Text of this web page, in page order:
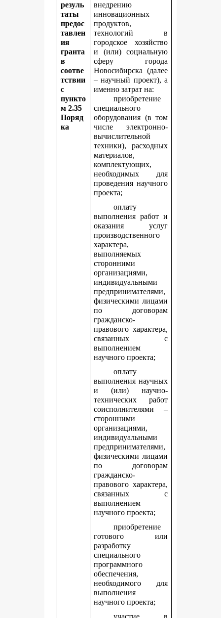
резуль
таты
предос
тавлен
ия
гранта
в
соотве
тствии
с
пункто
м 2.35
Поряд
ка
внедрению
инновационных
продуктов,
технологий в
городское хозяйство
и (или) социальную
сферу города
Новосибирска (далее
– научный проект), а
именно затрат на:
приобретение
специального
оборудования (в том
числе электронно-
вычислительной
техники), расходных
материалов,
комплектующих,
необходимых для
проведения научного
проекта;
оплату
выполнения работ и
оказания услуг
производственного
характера,
выполняемых
сторонними
организациями,
индивидуальными
предпринимателями,
физическими лицами
по договорам
гражданско-
правового характера,
связанных с
выполнением
научного проекта;
оплату
выполнения научных
и (или) научно-
технических работ
соисполнителями –
сторонними
организациями,
индивидуальными
предпринимателями,
физическими лицами
по договорам
гражданско-
правового характера,
связанных с
выполнением
научного проекта;
приобретение
готового или
разработку
специального
программного
обеспечения,
необходимого для
выполнения
научного проекта;
участие в